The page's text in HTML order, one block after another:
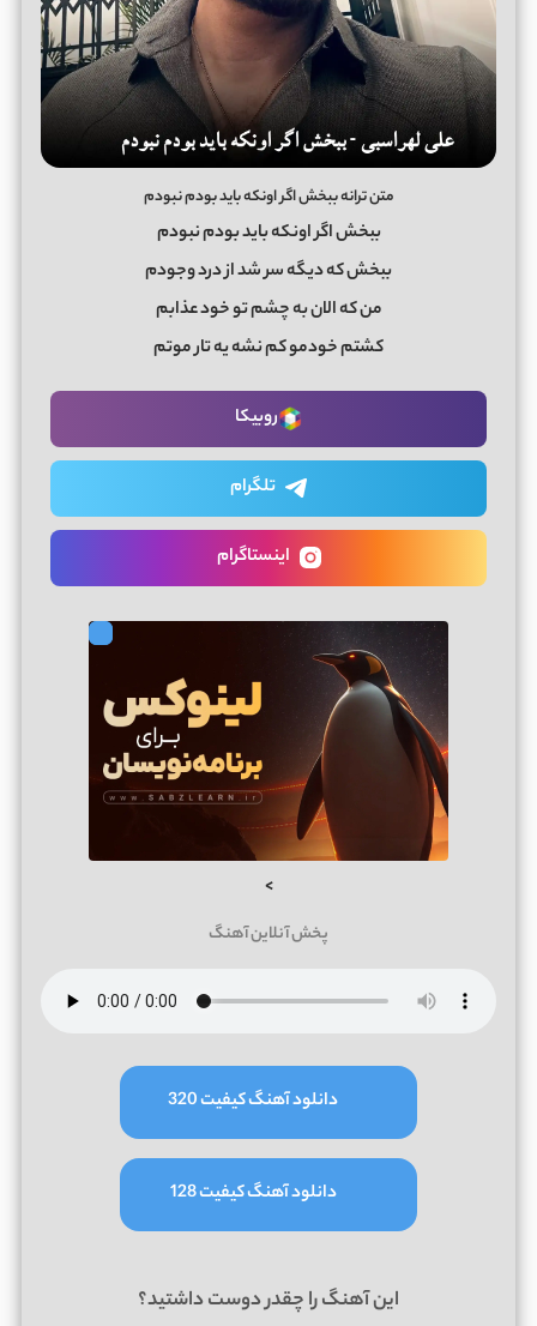
متن ترانه ببخش اگر اونکه باید بودم نبودم
ببخش اگر اونکه باید بودم نبودم
ببخش که دیگه سر شد از درد وجودم
من که الان به چشم تو خود عذابم
کشتم خودمو کم نشه یه تار موتم
روبیکا
تلگرام
اینستاگرام
>
پخش آنلاین آهنگ
دانلود آهنگ کیفیت 320
دانلود آهنگ کیفیت 128
این آهنگ را چقدر دوست داشتید؟